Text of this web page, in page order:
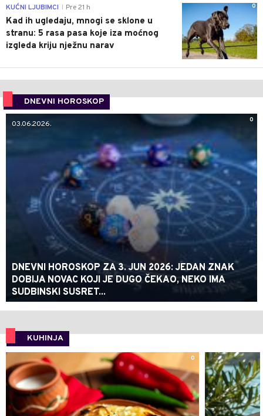
0
KUĆNI LJUBIMCI Pre 21 h
Kad ih ugledaju, mnogi se sklone u
stranu: 5 rasa pasa koje iza moćnog
izgleda kriju nježnu narav
DNEVNI HOROSKOP
0
03.06.2026.
DNEVNI HOROSKOP ZA 3. JUN 2026: JEDAN ZNAK
DOBIJA NOVAC KOJI JE DUGO ČEKAO, NEKO IMA
SUDBINSKI SUSRET...
KUHINJA
0